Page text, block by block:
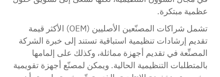
عظمية مبتكرة.
تشمل شراكات المصنّعين الأصليين (OEM) الأكثر قيمة
تقديم إرشادات تنظيمية استباقية تستند إلى خبرة الشركة
المصنِّعة في تقديم أجهزة مماثلة، وكذلك على إلمامها
بالمتطلبات التنظيمية الحالية. ويمكن لمصنّع أجهزة تقويمية